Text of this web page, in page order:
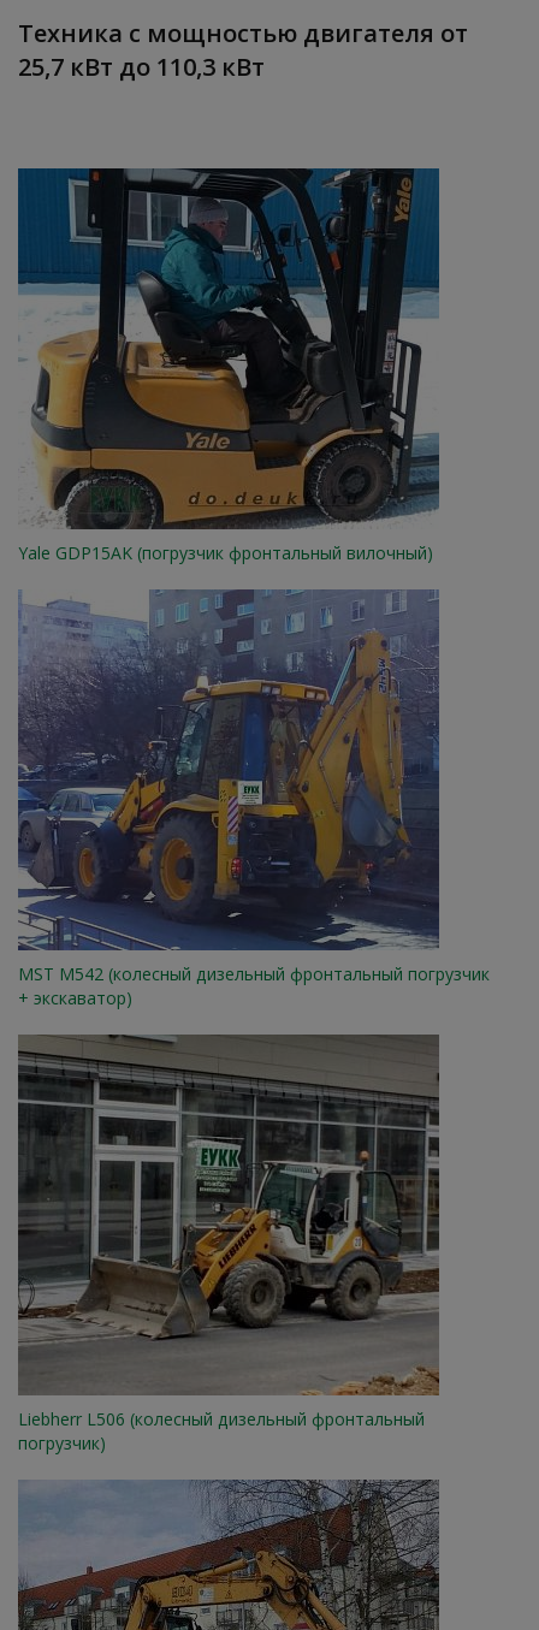
Техника с мощностью двигателя от
25,7 кВт до 110,3 кВт
Yale GDP15AK (погрузчик фронтальный вилочный)
MST M542 (колесный дизельный фронтальный погрузчик
+ экскаватор)
Liebherr L506 (колесный дизельный фронтальный
погрузчик)